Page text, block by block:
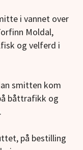
i vannet over
Moldal,
og velferd i
smitten kom
båttrafikk og
på bestilling